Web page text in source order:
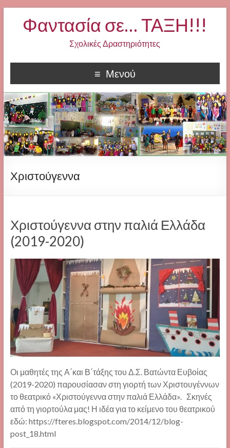
Φαντασία σε… ΤΑΞΗ!!!
Σχολικές Δραστηριότητες
Μενού
Χριστούγεννα
Χριστούγεννα στην παλιά Ελλάδα
(2019-2020)
Οι μαθητές της Α΄και Β΄τάξης του Δ.Σ. Βατώντα Ευβοίας
(2019-2020) παρουσίασαν στη γιορτή των Χριστουγέννων
το θεατρικό «Χριστούγεννα στην παλιά Ελλάδα». Σκηνές
από τη γιορτούλα μας! Η ιδέα για το κείμενο του θεατρικού
εδώ: https://fteres.blogspot.com/2014/12/blog-
post_18.html